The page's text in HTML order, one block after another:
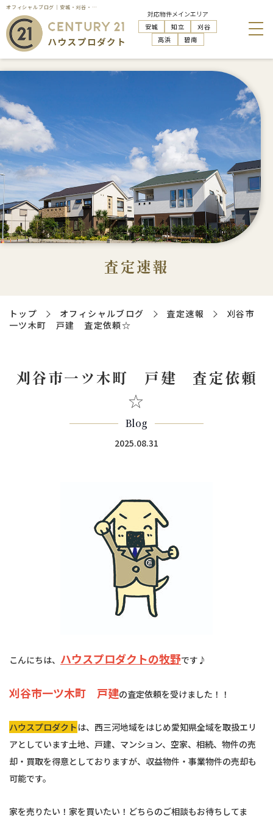
オフィシャルブログ｜安城・刈谷・知立・高浜の不動産売却はハウスプロダクト
対応物件メインエリア
安城
知立
刈谷
高浜
碧南
査定速報
トップ オフィシャルブログ 査定速報
刈谷市
一ツ木町 戸建 査定依頼☆
刈谷市一ツ木町 戸建 査定依頼
☆
Blog
2025.08.31
こんにちは、 ハウスプロダクトの牧野です♪
刈谷市一ツ木町 戸建の査定依頼を受けました！！
ハウスプロダクトは、西三河地域をはじめ愛知県全域を取扱エリ
アとしています土地、戸建、マンション、空家、相続、物件の売
却・買取を得意としておりますが、収益物件・事業物件の売却も
可能です。
家を売りたい！家を買いたい！どちらのご相談もお待ちしてま